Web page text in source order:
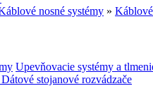
nosné systémy »
Upevňovacie systémy a
Dátové stojanové rozvádzače